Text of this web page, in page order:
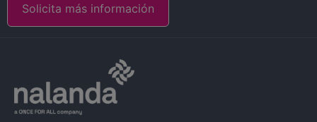
Solicita más información